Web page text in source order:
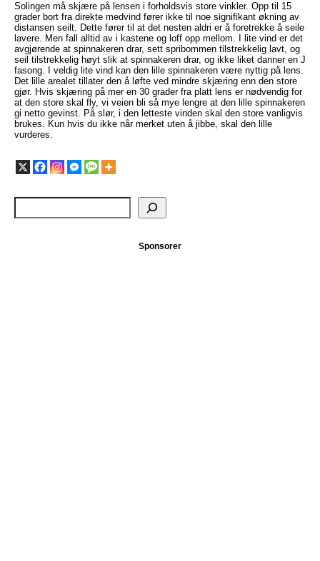
Solingen må skjære på lensen i forholdsvis store vinkler. Opp til 15
grader bort fra direkte medvind fører ikke til noe signifikant økning av
distansen seilt. Dette fører til at det nesten aldri er å foretrekke å seile
lavere. Men fall alltid av i kastene og loff opp mellom. I lite vind er det
avgjørende at spinnakeren drar, sett spribommen tilstrekkelig lavt, og
seil tilstrekkelig høyt slik at spinnakeren drar, og ikke liket danner en J
fasong. I veldig lite vind kan den lille spinnakeren være nyttig på lens.
Det lille arealet tillater den å løfte ved mindre skjæring enn den store
gjør. Hvis skjæring på mer en 30 grader fra platt lens er nødvendig for
at den store skal fly, vi veien bli så mye lengre at den lille spinnakeren
gi netto gevinst. På slør, i den letteste vinden skal den store vanligvis
brukes. Kun hvis du ikke når merket uten å jibbe, skal den lille
vurderes.
Sponsorer